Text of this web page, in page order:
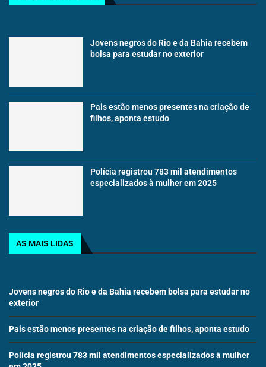
Jovens negros do Rio e da Bahia recebem
bolsa para estudar no exterior
Pais estão menos presentes na criação de
filhos, aponta estudo
Polícia registrou 783 mil atendimentos
especializados à mulher em 2025
AS MAIS LIDAS
Jovens negros do Rio e da Bahia recebem bolsa para estudar no
exterior
Pais estão menos presentes na criação de filhos, aponta estudo
Polícia registrou 783 mil atendimentos especializados à mulher